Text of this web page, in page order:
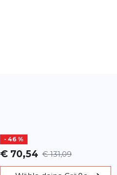
- 46 %
€ 70,54 € 131,09